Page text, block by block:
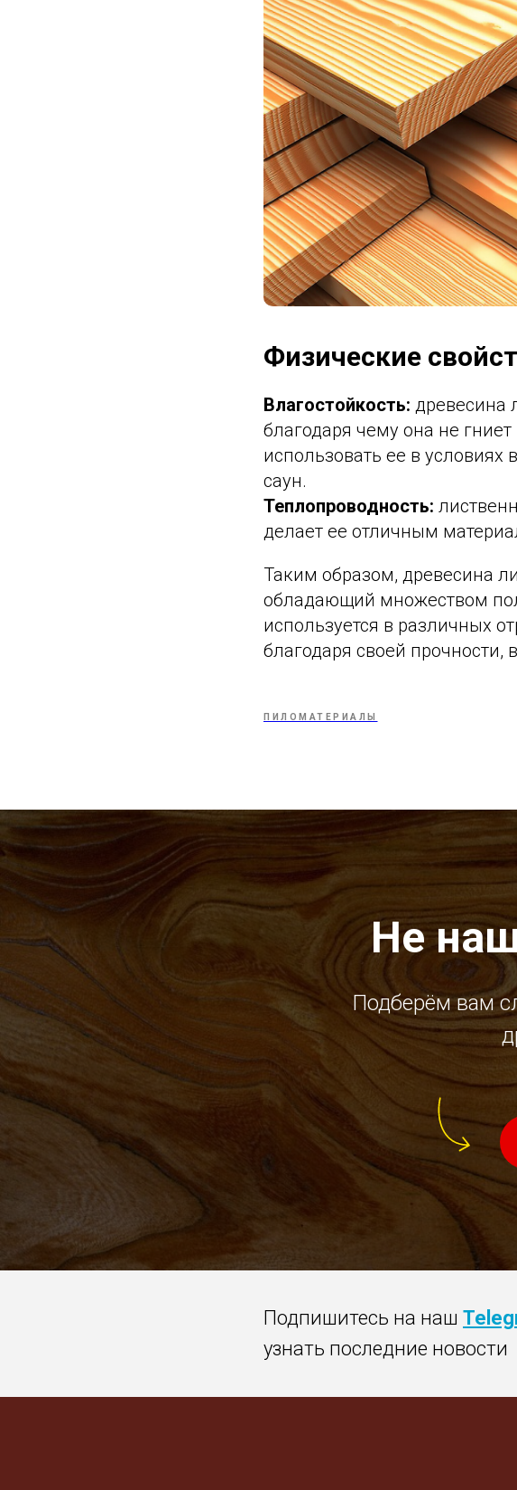
Физические
Влагостойкость: древесина
благодаря чему она не
использовать ее в условиях
саун.
Теплопроводность:
делает ее отличным
Таким образом, древесина
обладающий множеством
используется в различных
благодаря своей прочности,
ПИЛОМАТЕРИАЛЫ
Не
Подберём вам
Подпишитесь на наш
узнать последние новости